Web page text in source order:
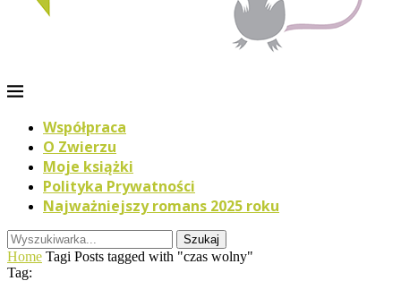
Współpraca
O Zwierzu
Moje książki
Polityka Prywatności
Najważniejszy romans 2025 roku
Szukaj
Home Tagi Posts tagged with "czas wolny"
Tag: